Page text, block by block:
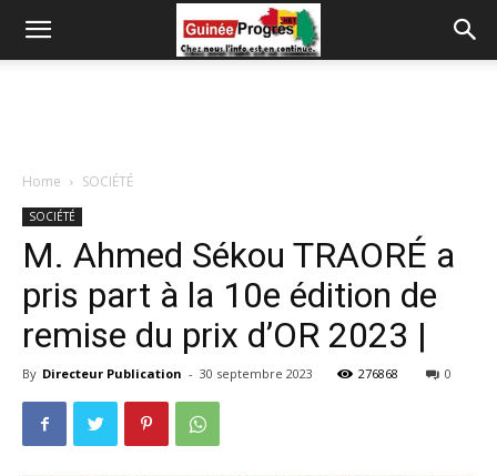
Home SOCIÉTÉ
SOCIÉTÉ
M. Ahmed Sékou TRAORÉ a
pris part à la 10e édition de
remise du prix d’OR 2023 |
By Directeur Publication - 30 septembre 2023 276868 0